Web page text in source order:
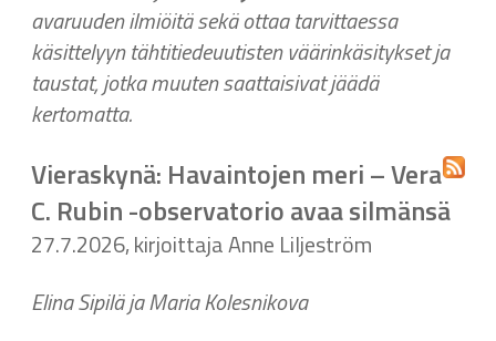
avaruuden ilmiöitä sekä ottaa tarvittaessa
käsittelyyn tähtitiedeuutisten väärinkäsitykset ja
taustat, jotka muuten saattaisivat jäädä
kertomatta.
Vieraskynä: Havaintojen meri – Vera
C. Rubin -observatorio avaa silmänsä
27.7.2026, kirjoittaja Anne Liljeström
Elina Sipilä ja Maria Kolesnikova